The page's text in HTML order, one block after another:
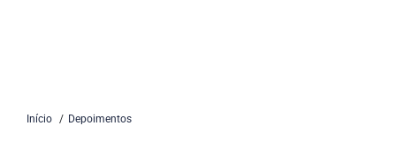
Início Depoimentos